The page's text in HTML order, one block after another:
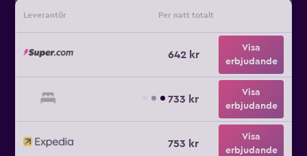
Leverantör Per natt totalt
642 kr
Visa
erbjudande
733 kr
Visa
erbjudande
753 kr
Visa
erbjudande